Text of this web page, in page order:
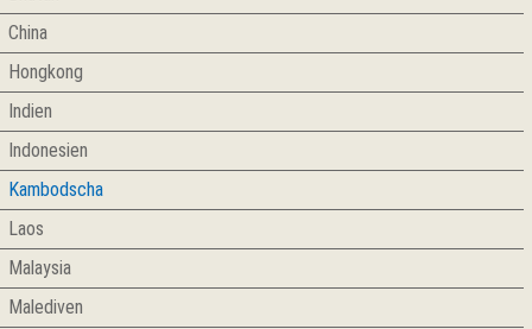
China
Hongkong
Indien
Indonesien
Kambodscha
Laos
Malaysia
Malediven